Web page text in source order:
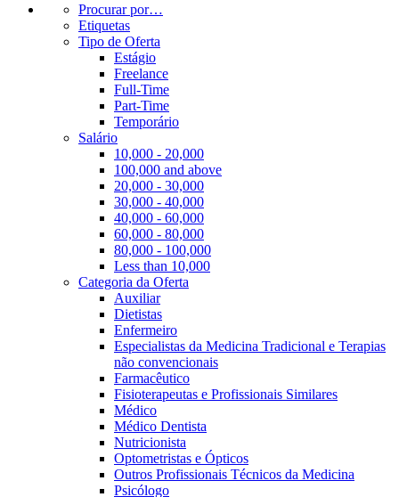
Procurar por…
Etiquetas
Tipo de Oferta
Estágio
Freelance
Full-Time
Part-Time
Temporário
Salário
10,000 - 20,000
100,000 and above
20,000 - 30,000
30,000 - 40,000
40,000 - 60,000
60,000 - 80,000
80,000 - 100,000
Less than 10,000
Categoria da Oferta
Auxiliar
Dietistas
Enfermeiro
Especialistas da Medicina Tradicional e Terapias
não convencionais
Farmacêutico
Fisioterapeutas e Profissionais Similares
Médico
Médico Dentista
Nutricionista
Optometristas e Ópticos
Outros Profissionais Técnicos da Medicina
Psicólogo